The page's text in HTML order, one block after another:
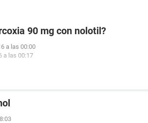
90 mg con nolotil?
a las 00:00
a las 00:17